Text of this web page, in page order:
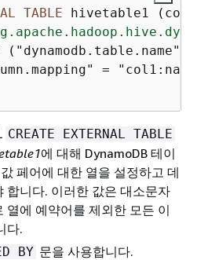
TABLE hivetable1
("dynamodb.table.name"
=
CREATE EXTERNAL TABLE
에 대해 DynamoDB 테이
페어에 대한 열을 설정하고 데
합니다. 이러한 값은 대소문자
열에 예약어를 제외한 모든 이
다.
BY 문을 사용합니다.